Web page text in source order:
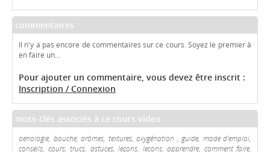
commentaires
Il n'y a pas encore de commentaires sur ce cours. Soyez le premier à
en faire un...
Pour ajouter un commentaire, vous devez être inscrit :
Inscription / Connexion
mots-clés associés à ce cours video
oenologie, bouche, arômes, textures, oxygénation , guide, mode d'emploi,
conseils, cours, trucs, astuces, leçons, lecons, apprendre, comment faire,